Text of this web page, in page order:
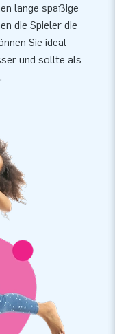
lange spaßige
die Spieler die
Sie ideal
und sollte als